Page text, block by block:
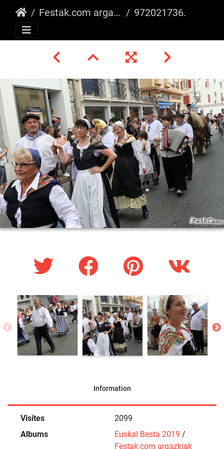
Festak.com argazkiak 972021736.JPG
Information
Visites
2099
Albums
Euskal Besta 2019 /
Festak.com argazkiak